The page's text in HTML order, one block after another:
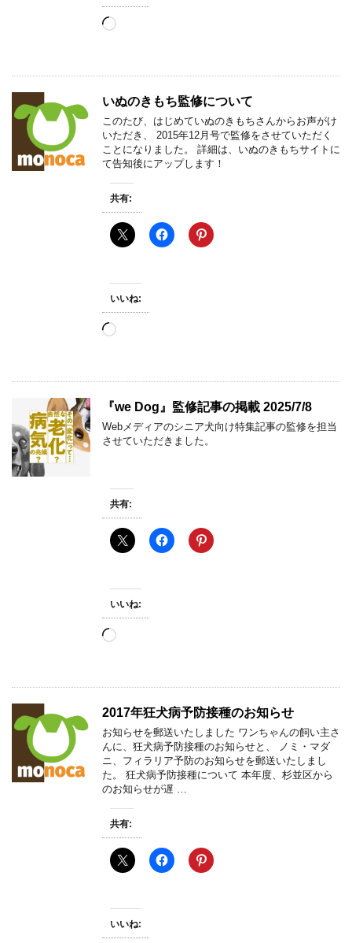
読
み
いぬのきもち監修について
このたび、はじめていぬのきもちさんからお声がけ
いただき、 2015年12月号で監修をさせていただく
ことになりました。 詳細は、いぬのきもちサイトに
て告知後にアップします！
共有:
いいね:
読
み
『we Dog』監修記事の掲載 2025/7/8
Webメディアのシニア犬向け特集記事の監修を担当
させていただきました。
共有:
いいね:
読
み
2017年狂犬病予防接種のお知らせ
お知らせを郵送いたしました ワンちゃんの飼い主さ
んに、狂犬病予防接種のお知らせと、 ノミ・マダ
ニ、フィラリア予防のお知らせを郵送いたしまし
た。 狂犬病予防接種について 本年度、杉並区から
のお知らせが遅 …
共有:
いいね: